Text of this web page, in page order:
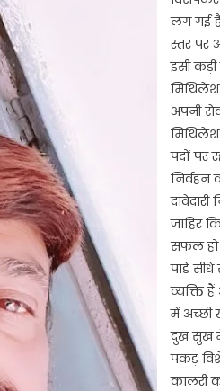
लग गई
स्तर पर
इसी
मिथिलेश
अपनी
पदों पर
निर्वहन
जाहिर
सफल
पांडे
व्यक्ति
में अच्छी
दुख सुख
पकड़
कालरी